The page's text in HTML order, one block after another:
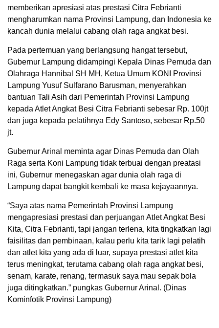
memberikan apresiasi atas prestasi Citra Febrianti
mengharumkan nama Provinsi Lampung, dan Indonesia ke
kancah dunia melalui cabang olah raga angkat besi.
Pada pertemuan yang berlangsung hangat tersebut,
Gubernur Lampung didampingi Kepala Dinas Pemuda dan
Olahraga Hannibal SH MH, Ketua Umum KONI Provinsi
Lampung Yusuf Sulfarano Barusman, menyerahkan
bantuan Tali Asih dari Pemerintah Provinsi Lampung
kepada Atlet Angkat Besi Citra Febrianti sebesar Rp. 100jt
dan juga kepada pelatihnya Edy Santoso, sebesar Rp.50
jt.
Gubernur Arinal meminta agar Dinas Pemuda dan Olah
Raga serta Koni Lampung tidak terbuai dengan preatasi
ini, Gubernur menegaskan agar dunia olah raga di
Lampung dapat bangkit kembali ke masa kejayaannya.
“Saya atas nama Pemerintah Provinsi Lampung
mengapresiasi prestasi dan perjuangan Atlet Angkat Besi
Kita, Citra Febrianti, tapi jangan terlena, kita tingkatkan lagi
faisilitas dan pembinaan, kalau perlu kita tarik lagi pelatih
dan atlet kita yang ada di luar, supaya prestasi atlet kita
terus meningkat, terutama cabang olah raga angkat besi,
senam, karate, renang, termasuk saya mau sepak bola
juga ditingkatkan.” pungkas Gubernur Arinal. (Dinas
Kominfotik Provinsi Lampung)